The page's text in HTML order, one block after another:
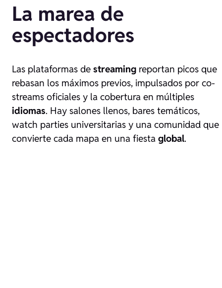
La marea de
espectadores
Las plataformas de streaming reportan picos que
rebasan los máximos previos, impulsados por co-
streams oficiales y la cobertura en múltiples
idiomas. Hay salones llenos, bares temáticos,
watch parties universitarias y una comunidad que
convierte cada mapa en una fiesta global.